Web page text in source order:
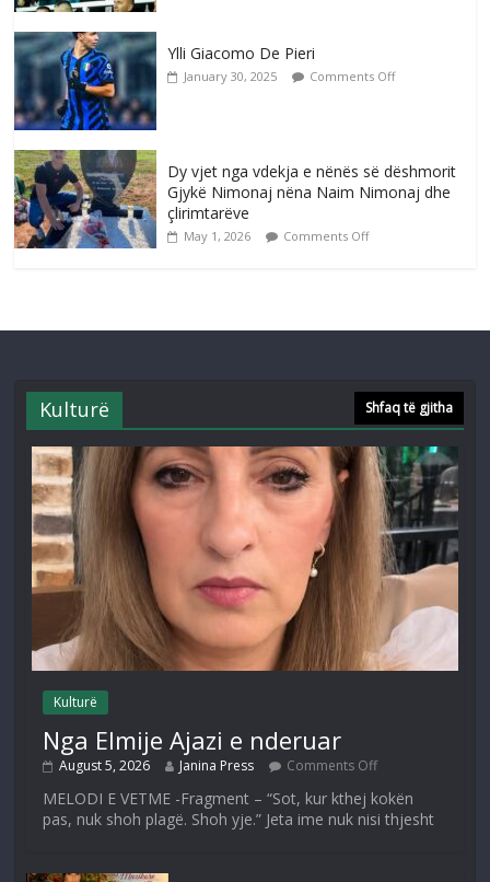
Ylli Giacomo De Pieri
January 30, 2025 Comments Off
Dy vjet nga vdekja e nënës së dëshmorit
Gjykë Nimonaj nëna Naim Nimonaj dhe
çlirimtarëve
May 1, 2026 Comments Off
Kulturë Shfaq të gjitha
Kulturë
Nga Elmije Ajazi e nderuar
August 5, 2026 Janina Press Comments Off
MELODI E VETME -Fragment – “Sot, kur kthej kokën
pas, nuk shoh plagë. Shoh yje.” Jeta ime nuk nisi thjesht